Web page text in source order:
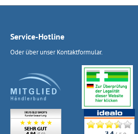
Service-Hotline
Oder über unserKontaktformular.